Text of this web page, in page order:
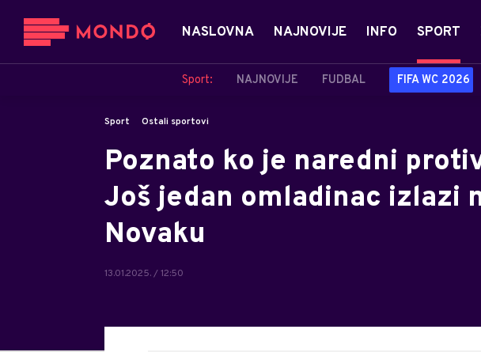
NASLOVNA NAJNOVIJE INFO SPORT
Sport: NAJNOVIJE FUDBAL FIFA WC 2026
Sport Ostali sportovi
Poznato ko je naredni
Još jedan omladinac izlazi
Novaku
13.01.2025. / 12:50